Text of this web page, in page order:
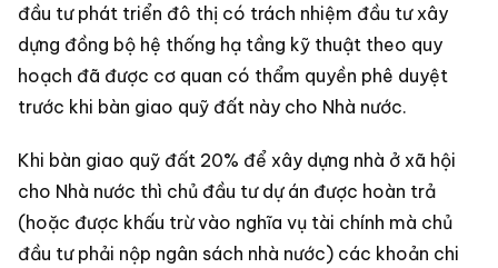
đầu tư phát triển đô thị có trách nhiệm đầu tư xây
dựng đồng bộ hệ thống hạ tầng kỹ thuật theo quy
hoạch đã được cơ quan có thẩm quyền phê duyệt
trước khi bàn giao quỹ đất này cho Nhà nước.
Khi bàn giao quỹ đất 20% để xây dựng nhà ở xã hội
cho Nhà nước thì chủ đầu tư dự án được hoàn trả
(hoặc được khấu trừ vào nghĩa vụ tài chính mà chủ
đầu tư phải nộp ngân sách nhà nước) các khoản chi